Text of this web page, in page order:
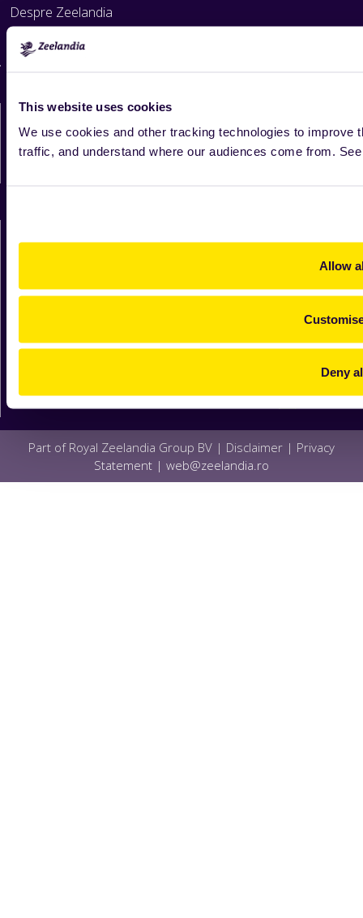
This website uses cookies
We use cookies and other tracking technologies to improve
traffic, and understand where our audiences come from.
Allow
Deny
Despre Zeelandia
Formular raportare nereguli
Politica privind avertizarea de interes public
Formular de contact
Follow us onSocial Media
Part of Royal Zeelandia Group BV | Disclaimer | Privacy
Statement | web@zeelandia.ro